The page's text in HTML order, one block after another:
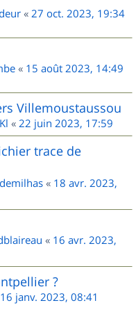
« 27 oct. 2023, 19:34
« 15 août 2023, 14:49
Villemoustaussou
« 22 juin 2023, 17:59
trace de
« 18 avr. 2023,
« 16 avr. 2023,
?
16 janv. 2023, 08:41